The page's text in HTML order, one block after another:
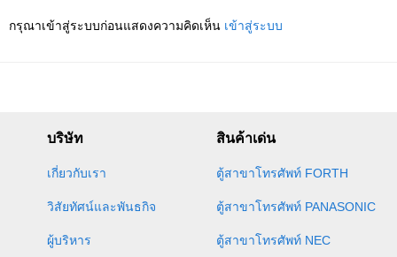
กรุณาเข้าสู่ระบบก่อนแสดงความคิดเห็น เข้าสู่ระบบ
บริษัท
เกี่ยวกับเรา
วิสัยทัศน์และพันธกิจ
ผู้บริหาร
สินค้าเด่น
ตู้สาขาโทรศัพท์ FORTH
ตู้สาขาโทรศัพท์ PANASONIC
ตู้สาขาโทรศัพท์ NEC